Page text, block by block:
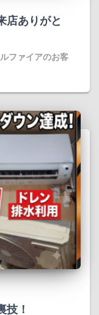
店ありがと
ファイアのお客
技！